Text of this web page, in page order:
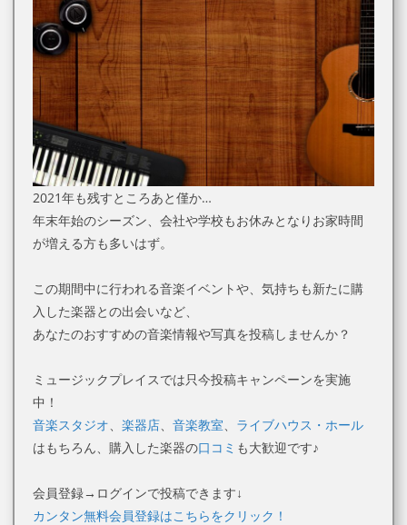
2021年も残すところあと僅か…
年末年始のシーズン、会社や学校もお休みとなりお家時間
が増える方も多いはず。
この期間中に行われる音楽イベントや、気持ちも新たに購
入した楽器との出会いなど、
あなたのおすすめの音楽情報や写真を投稿しませんか？
ミュージックプレイスでは只今投稿キャンペーンを実施
中！
音楽スタジオ
楽器店 音楽教室
ライブハウス・ホール
はもちろん、購入した楽器の口コミ も大歓迎です♪
会員登録→ログインで投稿できます↓
カンタン無料会員登録はこちらをクリック！